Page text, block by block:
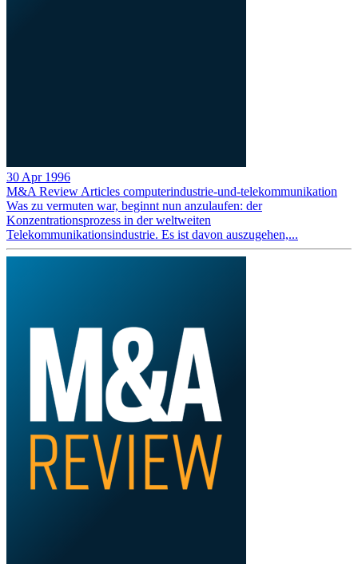
30 Apr 1996
M&A Review Articles computerindustrie-und-telekommunikation
Was zu vermuten war, beginnt nun anzulaufen: der
Konzentrationsprozess in der weltweiten
Telekommunikationsindustrie. Es ist davon auszugehen,...